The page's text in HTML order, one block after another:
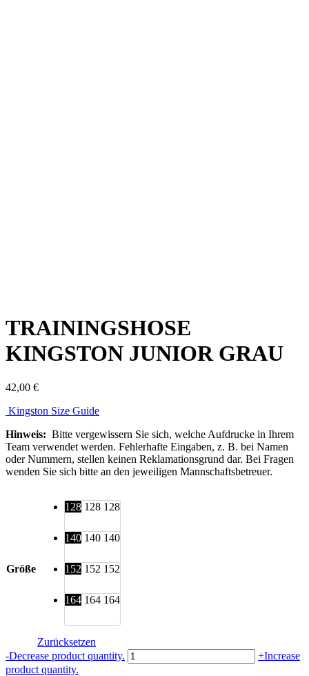
TRAININGSHOSE
KINGSTON JUNIOR GRAU
42,00 €
Kingston Size Guide
Hinweis: Bitte vergewissern Sie sich, welche Aufdrucke in Ihrem
Team verwendet werden. Fehlerhafte Eingaben, z. B. bei Namen
oder Nummern, stellen keinen Reklamationsgrund dar. Bei Fragen
wenden Sie sich bitte an den jeweiligen Mannschaftsbetreuer.
Größe
128 128 128
140 140 140
152 152 152
164 164 164
Zurücksetzen
-Decrease product quantity. TRAININGSHOSE
KINGSTON
+Increase
product quantity.